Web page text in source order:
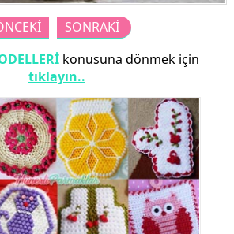
SONRAKİ
konusuna dönmek için
tıklayın..